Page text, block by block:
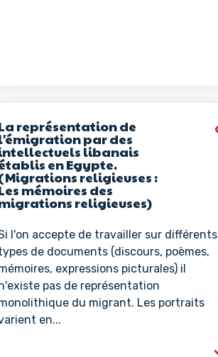
représentation de
par des
libanais
en Egypte.
religieuses :
mémoires des
religieuses)
l'on accepte de travailler sur différents
de documents (discours, poèmes,
expressions picturales) il
pas de représentation
du migrant. Les portraits
en...